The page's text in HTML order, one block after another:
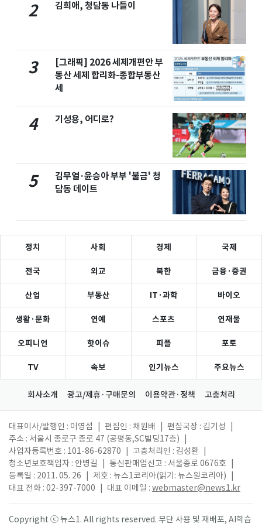
2 김희애, 청담동 나들이
3
[그래픽] 2026 세제개편안 부
동산 세제 합리화-종합부동산
세
4 기성용, 어디로?
5
김무열·윤승아 부부 '불금' 청
담동 데이트
정치 사회 경제 국제
전국 외교 북한 금융·증권
산업 부동산 IT·과학 바이오
생활·문화 연예 스포츠 연재물
오피니언 핫이슈 피플 포토
TV 속보 인기뉴스 주요뉴스
회사소개 광고/제휴·구매문의 이용약관·정책 고충처리
대표이사/발행인 : 이영섭 편집인 : 채원배 편집국장 : 김기성
주소 : 서울시 종로구 종로 47 (공평동,SC빌딩17층)
사업자등록번호 : 101-86-62870
고충처리인 : 김성환
청소년보호책임자 : 안병길
통신판매업신고 : 서울종로 0676호
등록일 : 2011. 05. 26
제호 : 뉴스1코리아(읽기: 뉴스원코리아)
대표 전화 : 02-397-7000
대표 이메일 : webmaster@news1.kr
Copyright ⓒ 뉴스1. All rights reserved. 무단 사용 및 재배포, AI학습